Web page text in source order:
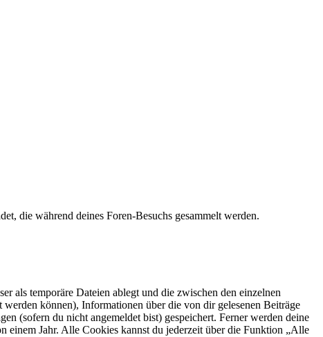
die während deines Foren-Besuchs gesammelt werden.
als temporäre Dateien ablegt und die zwischen den einzelnen
können), Informationen über die von dir gelesenen Beiträge
(sofern du nicht angemeldet bist) gespeichert. Ferner werden deine
einem Jahr. Alle Cookies kannst du jederzeit über die Funktion „Alle